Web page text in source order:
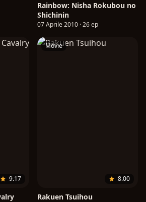
Rainbow: Nisha Rokubou no
Shichinin
07 Aprile 2010 · 26 ep
9.17
Movie
8.00
Rakuen Tsuihou